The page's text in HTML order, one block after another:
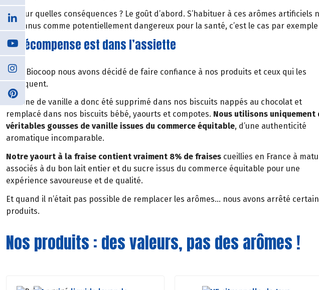
Et pour quelles conséquences ? Le goût d’abord. S’habituer à ces arômes
reconnus comme potentiellement dangereux pour la santé, c’est le cas par
La récompense est dans l’assiette
Chez Biocoop nous avons décidé de faire confiance à nos produits et ceux qui les
fabriquent.
L’arôme de vanille a donc été supprimé dans nos biscuits nappés au chocolat et
remplacé dans nos biscuits bébé, yaourts et compotes. Nous utilisons uniquement
véritables gousses de vanille issues du commerce équitable, d’une authenticité
aromatique incomparable.
Notre yaourt à la fraise contient vraiment 8% de fraises cueillies en France à
associés à du bon lait entier et du sucre issus du commerce équitable pour une
expérience savoureuse et de qualité.
Et quand il n’était pas possible de remplacer les arômes… nous avons arrêté
produits.
Nos produits : des valeurs, pas des arômes !